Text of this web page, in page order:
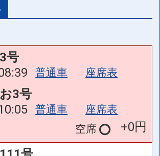
号
普通車 座席表
3号
普通車
座席表
空席
+0円